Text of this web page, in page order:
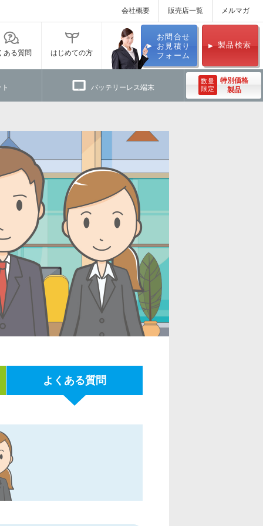
会社概要 販売店一覧 メルマガ
ある質問 はじめての方
お問合せ
お見積り
フォーム
製品検索
バッテリーレス端末
数量
限定
特別価格
製品
よくある質問